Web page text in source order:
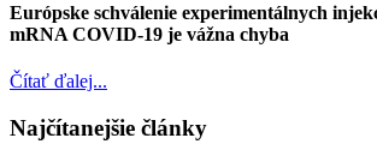
Európske schválenie experimentálnych
mRNA COVID-19 je vážna chyba
Čítať ďalej...
Najčítanejšie články